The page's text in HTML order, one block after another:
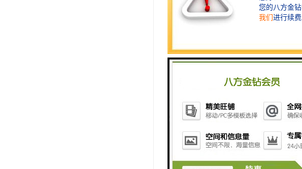
4. 远程控制：系统可以远程控制塔
5. 数据分析：系统可以对塔机吊钩
6. 可视化界面：系统通常具有直观
7. 安全性能：塔机吊钩追踪安全系